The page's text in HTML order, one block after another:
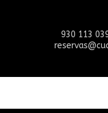
930 113